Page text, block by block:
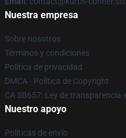
Nuestra empresa
Sobre nosotros
Términos y condiciones
Política de privacidad
DMCA - Política de Copyright
CA SB657: Ley de transparencia
Nuestro apoyo
Políticas de envío